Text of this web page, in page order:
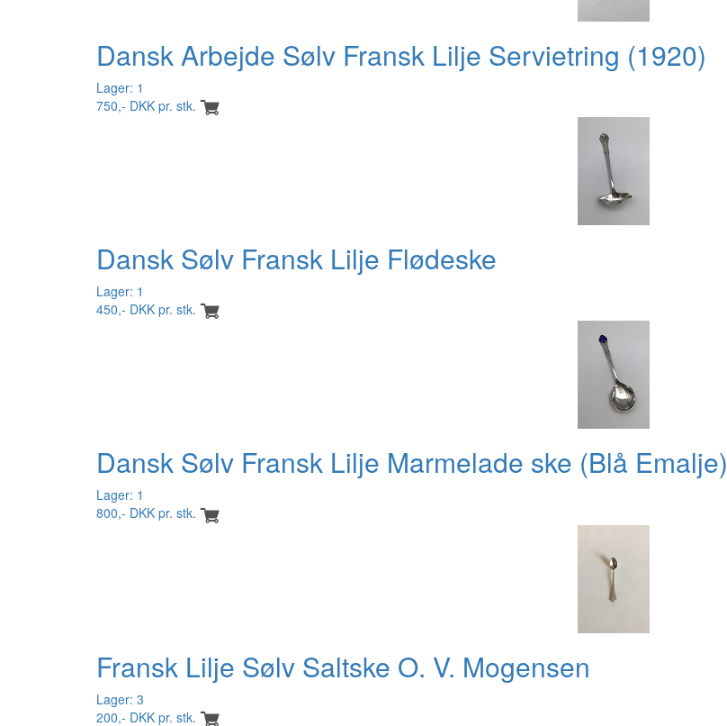
Dansk Arbejde Sølv Fransk Lilje Servietring (1920)
Lager: 1
750,- DKK pr. stk.
Dansk Sølv Fransk Lilje Flødeske
Lager: 1
450,- DKK pr. stk.
Dansk Sølv Fransk Lilje Marmelade ske (Blå Emalje)
Lager: 1
800,- DKK pr. stk.
Fransk Lilje Sølv Saltske O. V. Mogensen
Lager: 3
200,- DKK pr. stk.